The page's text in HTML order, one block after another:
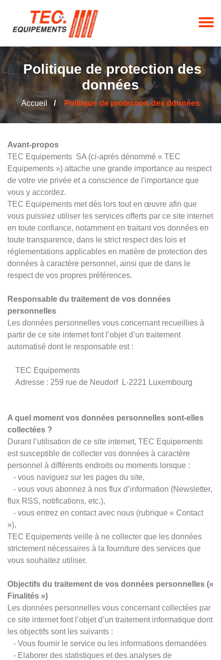
Politique de protection des
données
Accueil Politique de protection des données
Avant-propos
TEC Equipements SA (ci-après dénommé « TEC
Equipements ») attache une grande importance au respect
de votre vie privée et a conscience de l'importance que
vous y accordez.
TEC Equipements met dès lors tout en œuvre afin que
vous puissiez utiliser les services offerts par ce site internet
en toute confiance, notamment en traitant vos données en
toute transparence, dans le strict respect des lois et
réglementations applicables en matière de protection des
données à caractère personnel, ainsi que de dans le
respect de vos propres préférences.
Responsable du traitement de vos données
personnelles
Les données personnelles vous concernant recueillies à
partir de ce site internet font l’objet d’un traitement
automatisé dont le responsable est :
TEC Equipements
Adresse : 259 rue de Neudorf L-2221 Luxembourg
A quel moment vos données personnelles sont-elles
collectées ?
Durant l’utilisation de ce site internet, TEC Equipements
est susceptible de collecter vos données à caractère
personnel à différents endroits ou moments lorsque :
- vous naviguez sur les pages du site,
- vous vous abonnez à nos flux d’information (Newsletter,
flux RSS, notifications, etc.),
- vous entrez en contact avec nous (rubrique « Contact
»),
TEC Equipements veille à ne collecter que les données
strictement nécessaires à la fourniture des services que
vous souhaitez utiliser.
Objectifs du traitement de vos données personnelles («
Finalités »)
Les données personnelles vous concernant collectées par
ce site internet font l’objet d’un traitement informatique dont
les objectifs sont les suivants :
- Vous fournir le service ou les informations demandées
- Elaborer des statistiques et des analyses de